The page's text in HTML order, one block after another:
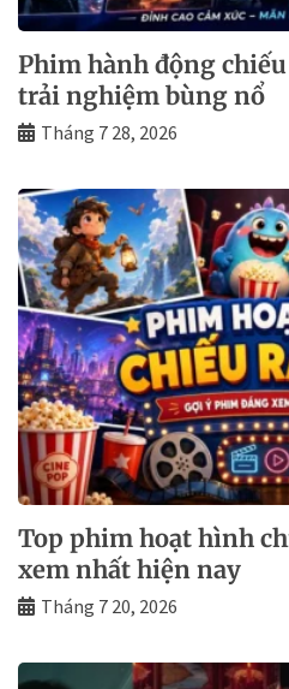
Phim hành động
trải nghiệm bùng nổ
Tháng 7 28, 2026
Top phim hoạt hình
xem nhất hiện nay
Tháng 7 20, 2026